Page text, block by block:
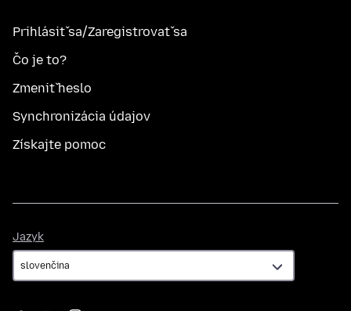
Prihlásiť sa/Zaregistrovať sa
Čo je to?
Zmeniť heslo
Synchronizácia údajov
Získajte pomoc
Jazyk